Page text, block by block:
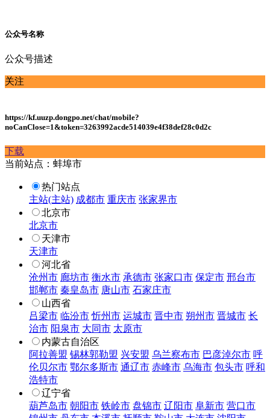
公众号名称
公众号描述
关注
https://kf.uuzp.dongpo.net/chat/mobile?
noCanClose=1&token=3263992acde514039e4f38def28c0d2c
下载
当前站点：蚌埠市
热门站点
主站(主站) 成都市 重庆市 张家界市
北京市
北京市
天津市
天津市
河北省
沧州市 廊坊市 衡水市 承德市 张家口市 保定市 邢台市
邯郸市 秦皇岛市 唐山市 石家庄市
山西省
吕梁市 临汾市 忻州市 运城市 晋中市 朔州市 晋城市 长
治市 阳泉市 大同市 太原市
内蒙古自治区
阿拉善盟 锡林郭勒盟 兴安盟 乌兰察布市 巴彦淖尔市 呼
伦贝尔市 鄂尔多斯市 通辽市 赤峰市 乌海市 包头市 呼和
浩特市
辽宁省
葫芦岛市 朝阳市 铁岭市 盘锦市 辽阳市 阜新市 营口市